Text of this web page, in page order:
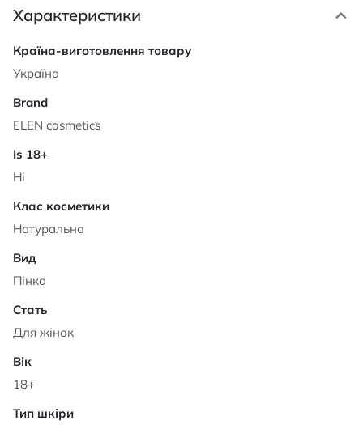
Характеристики
Характеристики
Україна
ELEN cosmetics
Ні
Натуральна
Пінка
Для жінок
18+